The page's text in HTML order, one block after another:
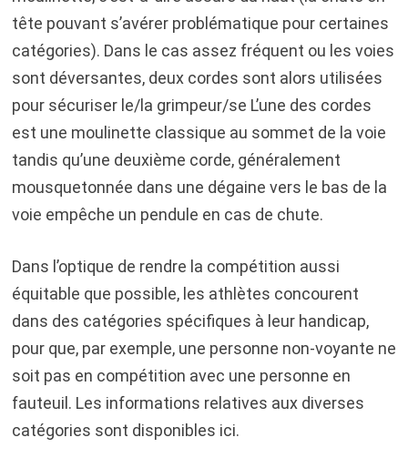
tête pouvant s’avérer problématique pour certaines
catégories). Dans le cas assez fréquent ou les voies
sont déversantes, deux cordes sont alors utilisées
pour sécuriser le/la grimpeur/se L’une des cordes
est une moulinette classique au sommet de la voie
tandis qu’une deuxième corde, généralement
mousquetonnée dans une dégaine vers le bas de la
voie empêche un pendule en cas de chute.
Dans l’optique de rendre la compétition aussi
équitable que possible, les athlètes concourent
dans des catégories spécifiques à leur handicap,
pour que, par exemple, une personne non-voyante ne
soit pas en compétition avec une personne en
fauteuil. Les informations relatives aux diverses
catégories sont disponibles ici.